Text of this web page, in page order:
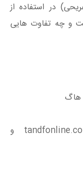
در استفاده از
و چه تفاوت هایی
هاگ
منبع: مجله داروهای روانگردان tandfonline.com و